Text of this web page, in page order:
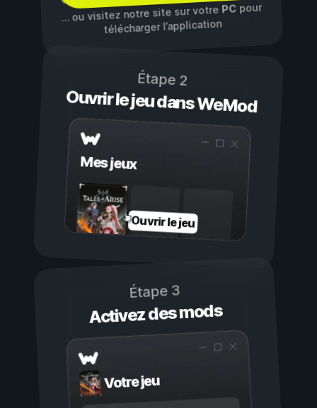
… ou visitez notre site sur votre PCpour
télécharger l’application
Étape 2
Ouvrir le jeu dans WeMod
Mes jeux
Ouvrir le jeu
Étape 3
Activez des mods
Votre jeu